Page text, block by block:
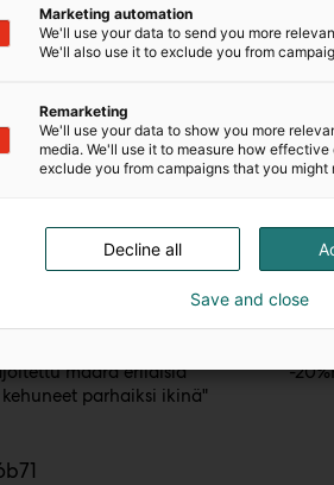
A V E
10,-
määrä erilaisia
parhaiksi ikinä"
S I L
-
Marketing automation
We'll use your data to send you more
We'll also use it to exclude you from
Remarketing
We'll use your data to show you more
media. We'll use it to measure how
exclude you from campaigns that you might
Decline all
Save and close